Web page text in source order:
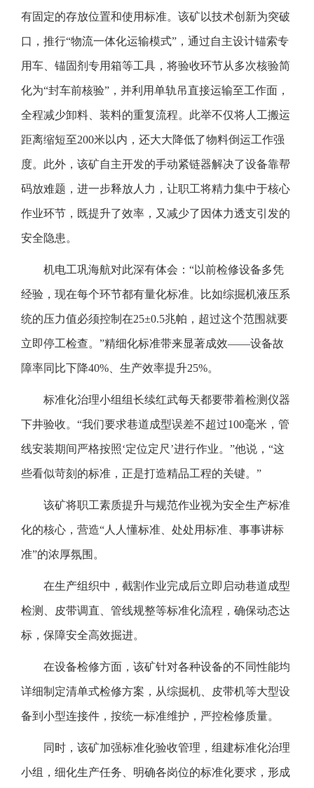
有固定的存放位置和使用标准。该矿以技术创新为突破
口，推行“物流一体化运输模式”，通过自主设计锚索专
用车、锚固剂专用箱等工具，将验收环节从多次核验简
化为“封车前核验”，并利用单轨吊直接运输至工作面，
全程减少卸料、装料的重复流程。此举不仅将人工搬运
距离缩短至200米以内，还大大降低了物料倒运工作强
度。此外，该矿自主开发的手动紧链器解决了设备靠帮
码放难题，进一步释放人力，让职工将精力集中于核心
作业环节，既提升了效率，又减少了因体力透支引发的
安全隐患。
机电工巩海航对此深有体会：“以前检修设备多凭
经验，现在每个环节都有量化标准。比如综掘机液压系
统的压力值必须控制在25±0.5兆帕，超过这个范围就要
立即停工检查。”精细化标准带来显著成效——设备故
障率同比下降40%、生产效率提升25%。
标准化治理小组组长续红武每天都要带着检测仪器
下井验收。“我们要求巷道成型误差不超过100毫米，管
线安装期间严格按照‘定位定尺’进行作业。”他说，“这
些看似苛刻的标准，正是打造精品工程的关键。”
该矿将职工素质提升与规范作业视为安全生产标准
化的核心，营造“人人懂标准、处处用标准、事事讲标
准”的浓厚氛围。
在生产组织中，截割作业完成后立即启动巷道成型
检测、皮带调直、管线规整等标准化流程，确保动态达
标，保障安全高效掘进。
在设备检修方面，该矿针对各种设备的不同性能均
详细制定清单式检修方案，从综掘机、皮带机等大型设
备到小型连接件，按统一标准维护，严控检修质量。
同时，该矿加强标准化验收管理，组建标准化治理
小组，细化生产任务、明确各岗位的标准化要求，形成